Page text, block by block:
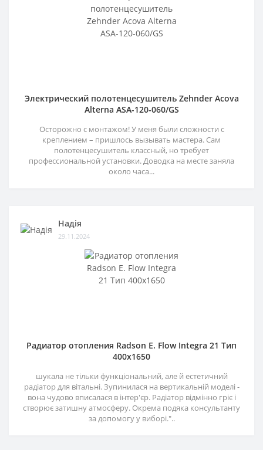
Электрический полотенцесушитель Zehnder Acova
Alterna ASA-120-060/GS
Осторожно с монтажом! У меня были сложности с
креплением – пришлось вызывать мастера. Сам
полотенцесушитель классный, но требует
профессиональной установки. Доводка на месте заняла
около часа...
Надія
29.11.2024
Радиатор отопления Radson E. Flow Integra 21 Тип
400х1650
шукала не тільки функціональний, але й естетичний
радіатор для вітальні. Зупинилася на вертикальній моделі -
вона чудово вписалася в інтер'єр. Радіатор відмінно гріє і
створює затишну атмосферу. Окрема подяка консультанту
за допомогу у виборі."..